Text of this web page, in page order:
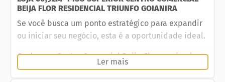
BEIJA FLOR RESIDENCIAL TRIUNFO GOIANIRA
Se você busca um ponto estratégico para expandir
ou iniciar seu negócio, esta é a oportunidade ideal.
Conheça o Centro Comercial Beija-Flor, o primeiro
centro comercial de Goianira, localizado na Avenida
Ler mais